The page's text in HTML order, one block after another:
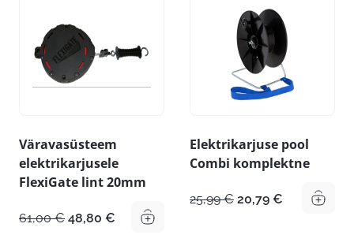
Väravasüsteem
elektrikarjusele
FlexiGate lint 20mm
61,00€ Algne
48,80 € Praegune
Elektrikarjuse pool
Combi komplektne
25,99€ Algne
20,79 € Praegune